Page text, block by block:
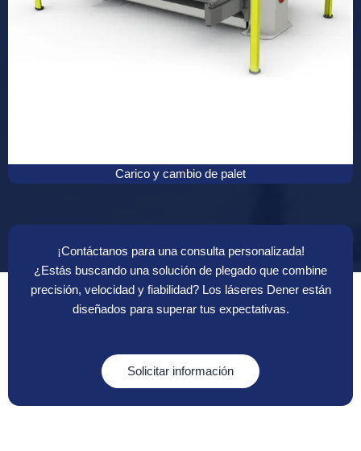
Carico y cambio de palet
¡Contáctanos para una consulta personalizada!
¿Estás buscando una solución de plegado que combine
precisión, velocidad y fiabilidad? Los láseres Dener están
diseñados para superar tus expectativas.
Solicitar información